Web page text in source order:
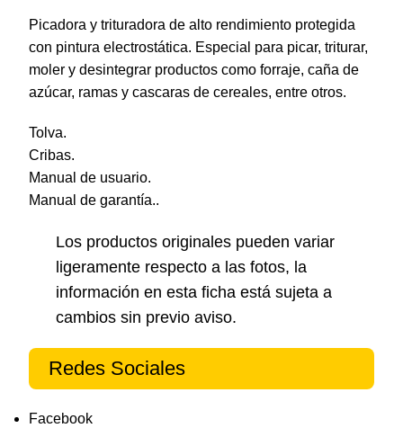
Picadora y trituradora de alto rendimiento protegida
con pintura electrostática. Especial para picar, triturar,
moler y desintegrar productos como forraje, caña de
azúcar, ramas y cascaras de cereales, entre otros.
Tolva.
Cribas.
Manual de usuario.
Manual de garantía..
Los productos originales pueden variar
ligeramente respecto a las fotos, la
información en esta ficha está sujeta a
cambios sin previo aviso.
Redes Sociales
Facebook